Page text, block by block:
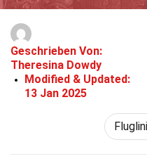
Geschrieben Von:
Theresina Dowdy
Modified & Updated:
13 Jan 2025